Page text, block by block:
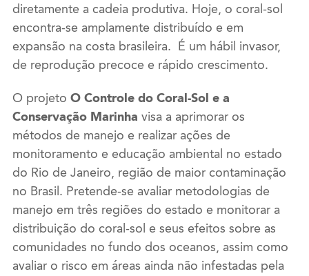
diretamente a cadeia produtiva. Hoje, o coral-sol
encontra-se amplamente distribuído e em
expansão na costa brasileira. É um hábil invasor,
de reprodução precoce e rápido crescimento.
O projeto O Controle do Coral-Sol e a
Conservação Marinha visa a aprimorar os
métodos de manejo e realizar ações de
monitoramento e educação ambiental no estado
do Rio de Janeiro, região de maior contaminação
no Brasil. Pretende-se avaliar metodologias de
manejo em três regiões do estado e monitorar a
distribuição do coral-sol e seus efeitos sobre as
comunidades no fundo dos oceanos, assim como
avaliar o risco em áreas ainda não infestadas pela